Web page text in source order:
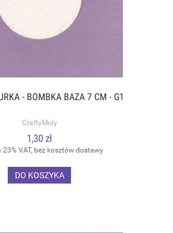
- BOMBKA BAZA 7 CM - G1
CraftyMoly
1,30 zł
23% VAT, bez kosztów dostawy
DO KOSZYKA